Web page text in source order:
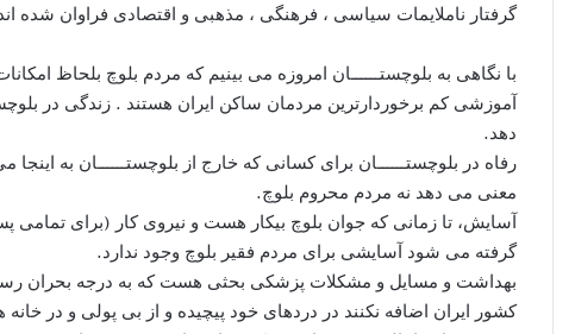
گرفتار ناملایمات سیاسی ، فرهنگی ، مذهبی و اقتصادی فراوان شده
با نگاهی به بلوچستــــــان امروزه می بینیم که مردم بلوچ بلحاظ
آموزشی کم برخوردارترین مردمان ساکن ایران هستند . زندگی در
دهد.
رفاه در بلوچستــــــان برای کسانی که خارج از بلوچستــــــان به
معنی می دهد نه مردم محروم بلوچ.
آسایش، تا زمانی که جوان بلوچ بیکار هست و نیروی کار (برای تمامی
گرفته می شود آسایشی برای مردم فقیر بلوچ وجود ندارد.
بهداشت و مسایل و مشکلات پزشکی بحثی هست که به درجه بحران
کشور ایران اضافه نکنند در دردهای خود پیچیده و از بی پولی و در